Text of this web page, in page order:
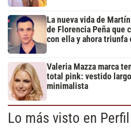
La nueva vida de
de Florencia Peña que
con ella y ahora triunfa
Valeria Mazza marca
total pink: vestido
minimalista
Lo más visto en Perfil